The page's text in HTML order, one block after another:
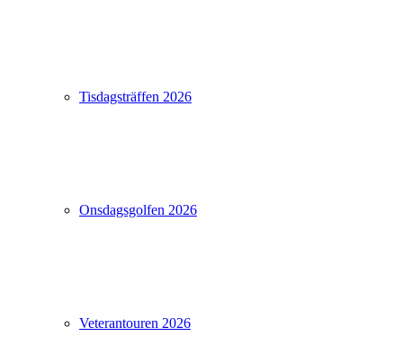
Tisdagsträffen 2026
Onsdagsgolfen 2026
Veterantouren 2026